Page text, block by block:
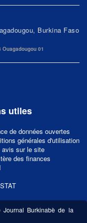
Burkina Faso
Ouagadougou 01
utiles
de données ouvertes
générales d'utilisation
avis sur le site
des finances
Journal Burkinabè de la